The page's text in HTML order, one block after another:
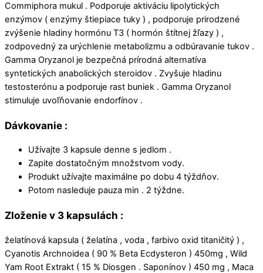
Commiphora mukul . Podporuje aktiváciu lipolytických
enzýmov ( enzýmy štiepiace tuky ) , podporuje prirodzené
zvýšenie hladiny hormónu T3 ( hormón štítnej žľazy ) ,
zodpovedný za urýchlenie metabolizmu a odbúravanie tukov .
Gamma Oryzanol je bezpečná prírodná alternatíva
syntetických anabolických steroidov . Zvyšuje hladinu
testosterónu a podporuje rast buniek . Gamma Oryzanol
stimuluje uvoľňovanie endorfínov .
Dávkovanie :
Užívajte 3 kapsule denne s jedlom .
Zapite dostatočným množstvom vody.
Produkt užívajte maximálne po dobu 4 týždňov.
Potom nasleduje pauza min . 2 týždne.
Zloženie v 3 kapsulách :
želatínová kapsula ( želatína , voda , farbivo oxid titaničitý ) ,
Cyanotis Archnoidea ( 90 % Beta Ecdysteron ) 450mg , Wild
Yam Root Extrakt ( 15 % Diosgen . Saponínov ) 450 mg , Maca